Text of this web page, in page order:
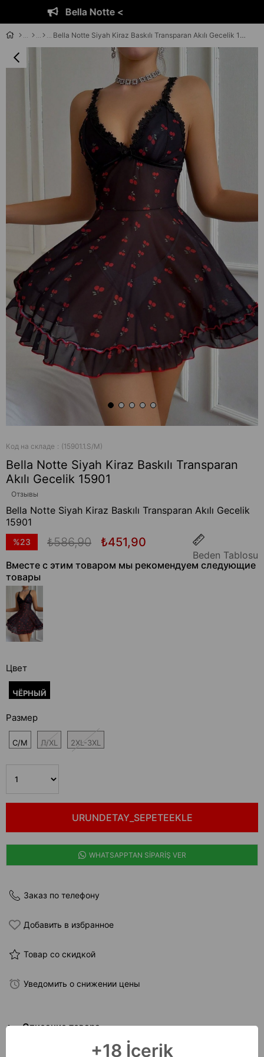
Bella Notte <
Bella Notte Siyah Kiraz Baskılı Transparan Akılı Gecelik 15901
Код на складе (15901.1.S/M)
Bella Notte Siyah Kiraz Baskılı Transparan
Akılı Gecelik 15901
Отзывы
Bella Notte Siyah Kiraz Baskılı Transparan Akılı Gecelik
15901
%23
₺586,90 ₺451,90
Вместе с этим товаром мы рекомендуем следующие
товары
Beden Tablosu
Цвет
ЧЁРНЫЙ
Размер
С/М Л/XL 2XL-3XL
WHATSAPPTAN SİPARİŞ VER
Заказ по телефону
Добавить в избранное
Товар со скидкой
Уведомить о снижении цены
Описание товара
Bella Notte Siyah Kiraz Baskılı Transparan Akılı
+18 İçerik